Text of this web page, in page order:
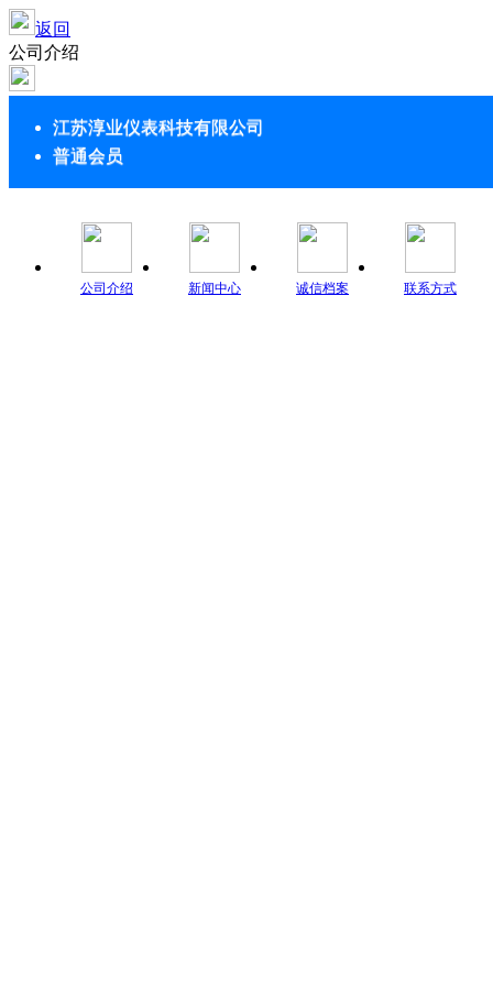
返回
公司介绍
江苏淳业仪表科技有限公司
普通会员
公司介绍 新闻中心 诚信档案 联系方式